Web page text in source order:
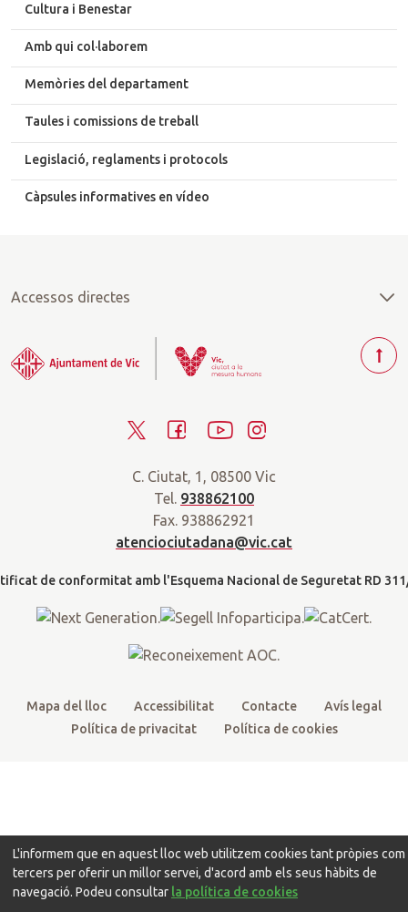
Cultura i Benestar
Amb qui col·laborem
Memòries del departament
Taules i comissions de treball
Legislació, reglaments i protocols
Càpsules informatives en vídeo
Accessos directes
i
t
t
c
e
b
o
k
Y
u
t
u
s
a
a
m
C. Ciutat, 1, 08500 Vic
Tel. 938862100
Fax. 938862921
atenciociutadana@vic.cat
Mapa del lloc Accessibilitat Contacte
Avís legal
Política de privacitat
Política de cookies
T
t
L'informem que en aquest lloc web utilitzem cookies tant pròpies com
tercers per oferir un millor servei, d'acord amb els seus hàbits de
navegació. Podeu consultar la política de cookies